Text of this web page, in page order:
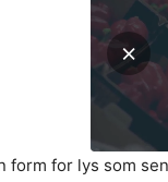
for lys som